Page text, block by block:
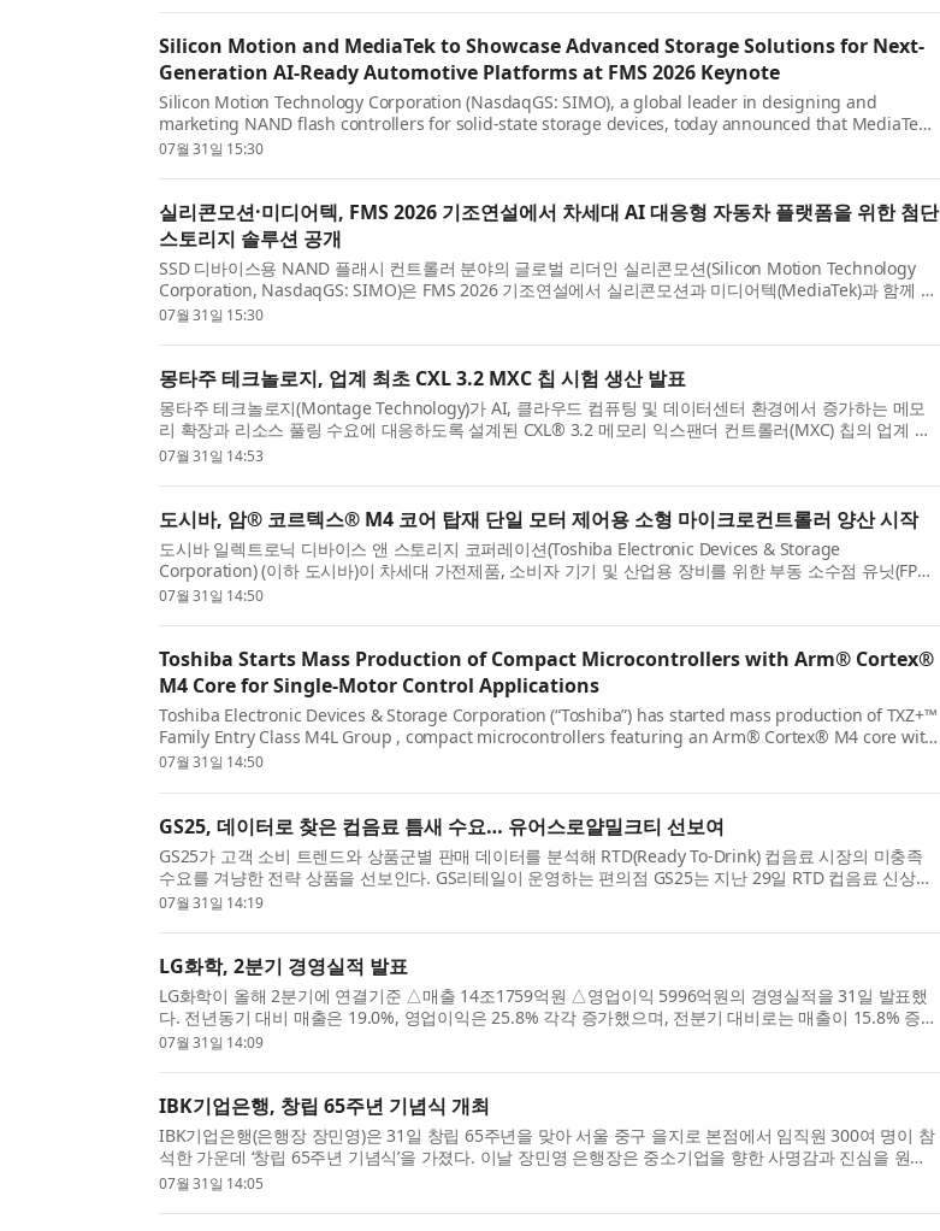
Silicon Motion and MediaTek to Showcase Advanced Storage Solutions for Next-
Generation AI-Ready Automotive Platforms at FMS 2026 Keynote
Silicon Motion Technology Corporation (NasdaqGS: SIMO), a global leader in designing and
marketing NAND flash controllers for solid-state storage devices, today announced that MediaTek
will join Silicon Motion on stage during its FMS 2026 keynote ...
07월 31일 15:30
실리콘모션·미디어텍, FMS 2026 기조연설에서 차세대 AI 대응형 자동차 플랫폼을 위한 첨단
스토리지 솔루션 공개
SSD 디바이스용 NAND 플래시 컨트롤러 분야의 글로벌 리더인 실리콘모션(Silicon Motion Technology
Corporation, NasdaqGS: SIMO)은 FMS 2026 기조연설에서 실리콘모션과 미디어텍(MediaTek)과 함께 AI
대응형 자동차 플랫폼의 발전을 위한 양사의 협력 성과를 공개...
07월 31일 15:30
몽타주 테크놀로지, 업계 최초 CXL 3.2 MXC 칩 시험 생산 발표
몽타주 테크놀로지(Montage Technology)가 AI, 클라우드 컴퓨팅 및 데이터센터 환경에서 증가하는 메모
리 확장과 리소스 풀링 수요에 대응하도록 설계된 CXL® 3.2 메모리 익스팬더 컨트롤러(MXC) 칩의 업계 최
초 시험 생산을 발표했다. CXL 기술을 활용한 MXC 칩은 ...
07월 31일 14:53
도시바, 암® 코르텍스® M4 코어 탑재 단일 모터 제어용 소형 마이크로컨트롤러 양산 시작
도시바 일렉트로닉 디바이스 앤 스토리지 코퍼레이션(Toshiba Electronic Devices & Storage
Corporation) (이하 도시바)이 차세대 가전제품, 소비자 기기 및 산업용 장비를 위한 부동 소수점 유닛(FPU)
이 내장된 소형 마이크로콘트롤러인 암® 코르텍스®-M4(Arm® Cor...
07월 31일 14:50
Toshiba Starts Mass Production of Compact Microcontrollers with Arm® Cortex®
M4 Core for Single-Motor Control Applications
Toshiba Electronic Devices & Storage Corporation (“Toshiba”) has started mass production of TXZ+™
Family Entry Class M4L Group , compact microcontrollers featuring an Arm® Cortex® M4 core with
a floating point unit (FPU) for next-generation home a...
07월 31일 14:50
GS25, 데이터로 찾은 컵음료 틈새 수요… 유어스로얄밀크티 선보여
GS25가 고객 소비 트렌드와 상품군별 판매 데이터를 분석해 RTD(Ready To-Drink) 컵음료 시장의 미충족
수요를 겨냥한 전략 상품을 선보인다. GS리테일이 운영하는 편의점 GS25는 지난 29일 RTD 컵음료 신상품
‘유어스로얄밀크티’를 출시했다고 밝혔다. 유어스로얄밀...
07월 31일 14:19
LG화학, 2분기 경영실적 발표
LG화학이 올해 2분기에 연결기준 △매출 14조1759억원 △영업이익 5996억원의 경영실적을 31일 발표했
다. 전년동기 대비 매출은 19.0%, 영업이익은 25.8% 각각 증가했으며, 전분기 대비로는 매출이 15.8% 증가
하고 영업이익은 흑자 전환했다. LG화학 CFO 차동석 사장은...
07월 31일 14:09
IBK기업은행, 창립 65주년 기념식 개최
IBK기업은행(은행장 장민영)은 31일 창립 65주년을 맞아 서울 중구 을지로 본점에서 임직원 300여 명이 참
석한 가운데 ‘창립 65주년 기념식’을 가졌다. 이날 장민영 은행장은 중소기업을 향한 사명감과 진심을 원동
력으로 성장해 온 기업은행의 역사를 돌아보며, 미...
07월 31일 14:05